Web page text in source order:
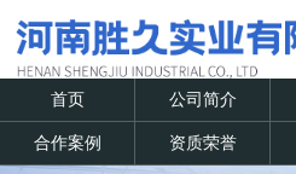
首页 公司简介
合作案例 资质荣誉